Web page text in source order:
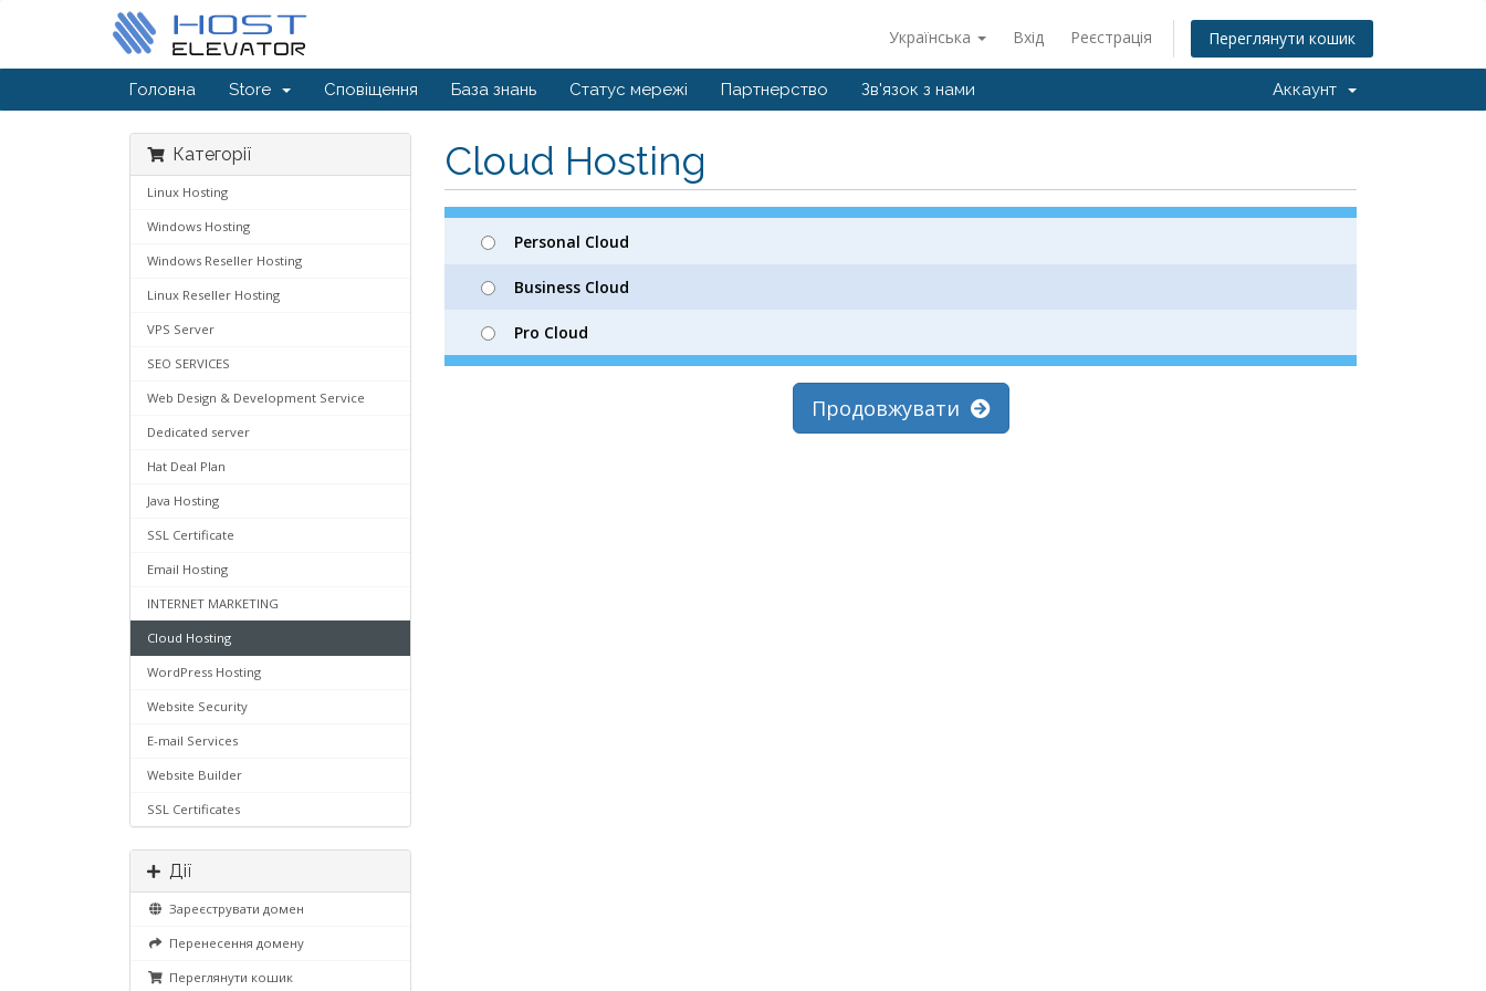
Українська Вхід Реєстрація Переглянути кошик
Головна Store Сповіщення База знань Статус мережі Партнерство Зв'язок з нами Аккаунт
Cloud Hosting
Категорії
Linux Hosting
Windows Hosting
Windows Reseller Hosting
Linux Reseller Hosting
VPS Server
SEO SERVICES
Web Design & Development Service
Dedicated server
Hat Deal Plan
Java Hosting
SSL Certificate
Email Hosting
INTERNET MARKETING
Cloud Hosting
WordPress Hosting
Website Security
E-mail Services
Website Builder
SSL Certificates
Дії
Зареєструвати домен
Перенесення домену
Переглянути кошик
Personal Cloud
Business Cloud
Pro Cloud
Продовжувати